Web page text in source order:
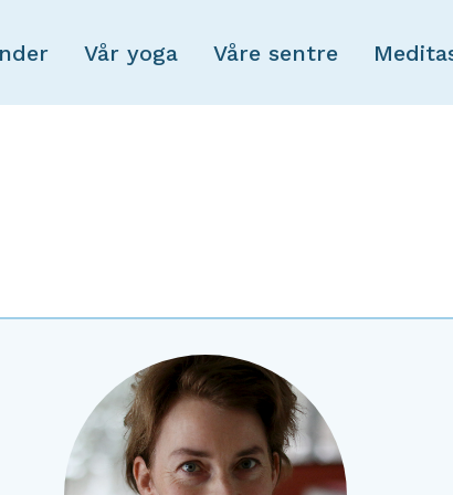
Skip to main content
Vår yoga Våre sentre